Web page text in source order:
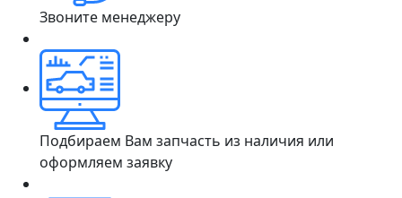
Звоните менеджеру
Подбираем Вам запчасть из наличия или
оформляем заявку